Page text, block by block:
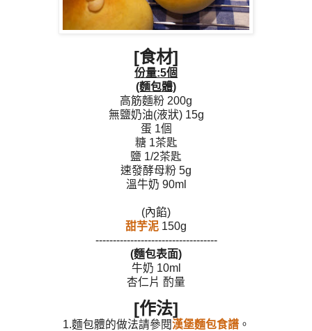
[食材]
份量:5個
(麵包體)
高筋麵粉 200g
無鹽奶油(液狀) 15g
蛋 1個
糖 1茶匙
鹽 1/2茶匙
速發酵母粉 5g
溫牛奶 90ml
(內餡)
甜芋泥 150g
-----------------------------------
(麵包表面)
牛奶 10ml
杏仁片 酌量
[作法]
1.麵包體的做法請參閱漢堡麵包食譜。